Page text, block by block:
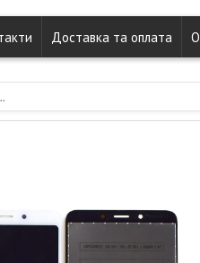
Доставка та оплата